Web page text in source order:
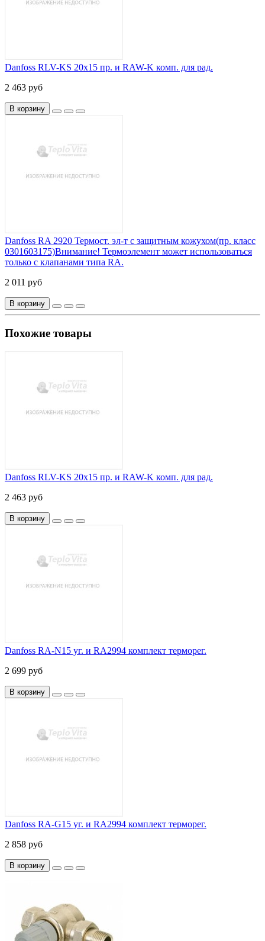
Danfoss RLV-KS 20х15 пр. и RAW-K комп. для рад.
2 463 руб
В корзину
Danfoss RA 2920 Термост. эл-т с защитным кожухом(пр. класс
0301603175)Внимание! Термоэлемент может использоваться
только с клапанами типа RA.
2 011 руб
В корзину
Похожие товары
Danfoss RLV-KS 20х15 пр. и RAW-K комп. для рад.
2 463 руб
В корзину
Danfoss RA-N15 уг. и RA2994 комплект терморег.
2 699 руб
В корзину
Danfoss RA-G15 уг. и RA2994 комплект терморег.
2 858 руб
В корзину